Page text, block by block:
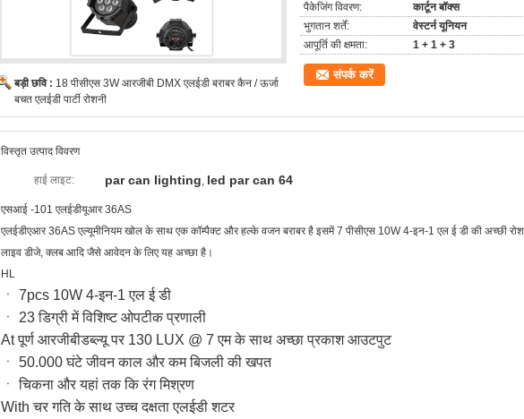
बड़ी छवि : 18 पीसीएस 3W आरजीबी DMX एलईडी बराबर कैन / ऊर्जा
बचत एलईडी पार्टी रोशनी
पैकेजिंग विवरण:
कार्टून बॉक्स
भुगतान शर्तें:
वेस्टर्न यूनियन
आपूर्ति की क्षमता:
1 + 1 + 3
संपर्क करें
विस्तृत उत्पाद विवरण
हाई लाइट: par can lighting, led par can 64
एसआई -101 एलईडीयूआर 36AS
एलईडीएआर 36AS एल्यूमीनियम खोल के साथ एक कॉम्पैक्ट और हल्के वजन बराबर है इसमें 7 पीसीएस 10W 4-इन-1 एल ई डी की अच्छी
लाइव डीजे, क्लब आदि जैसे आवेदन के लिए यह अच्छा है।
HL
ㆍ 7pcs 10W 4-इन-1 एल ई डी
ㆍ 23 डिग्री में विशिष्ट ओपटीक प्रणाली
At पूर्ण आरजीबीडब्ल्यू पर 130 LUX @ 7 एम के साथ अच्छा प्रकाश आउटपुट
ㆍ 50.000 घंटे जीवन काल और कम बिजली की खपत
ㆍ चिकना और यहां तक ​​कि रंग मिश्रण
With चर गति के साथ उच्च दक्षता एलईडी शटर